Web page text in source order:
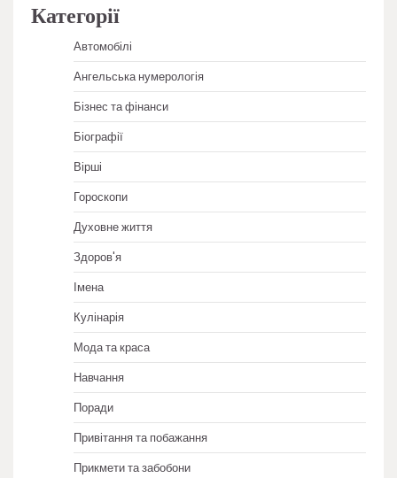
Категорії
Автомобілі
Ангельська нумерологія
Бізнес та фінанси
Біографії
Вірші
Гороскопи
Духовне життя
Здоров'я
Імена
Кулінарія
Мода та краса
Навчання
Поради
Привітання та побажання
Прикмети та забобони